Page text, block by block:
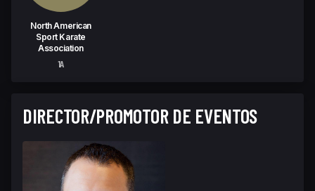
North American
Sport Karate
Association
1A
DIRECTOR/PROMOTOR DE EVENTOS